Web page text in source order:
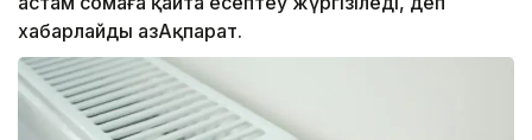
хабарлайды ҚазАқпарат.